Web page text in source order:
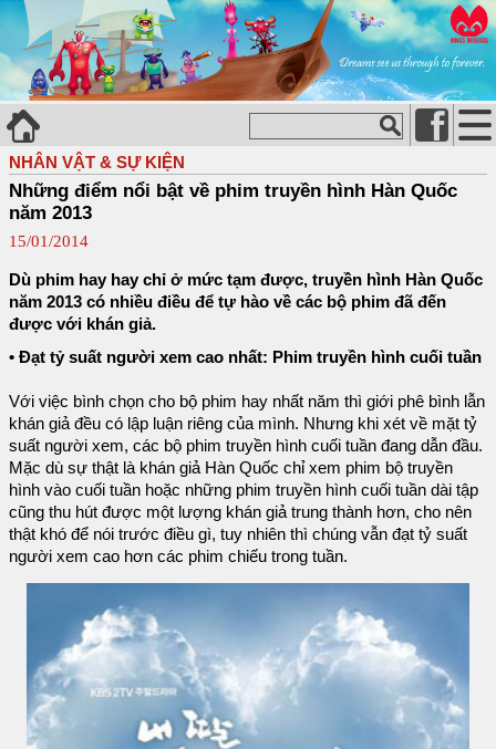
NHÂN VẬT & SỰ KIỆN
Những điểm nổi bật về phim truyền hình Hàn Quốc
năm 2013
15/01/2014
Dù phim hay hay chỉ ở mức tạm được, truyền hình Hàn Quốc
năm 2013 có nhiều điều để tự hào về các bộ phim đã đến
được với khán giả.
• Đạt tỷ suất người xem cao nhất: Phim truyền hình cuối tuần
Với việc bình chọn cho bộ phim hay nhất năm thì giới phê bình lẫn
khán giả đều có lập luận riêng của mình. Nhưng khi xét về mặt tỷ
suất người xem, các bộ phim truyền hình cuối tuần đang dẫn đầu.
Mặc dù sự thật là khán giả Hàn Quốc chỉ xem phim bộ truyền
hình vào cuối tuần hoặc những phim truyền hình cuối tuần dài tập
cũng thu hút được một lượng khán giả trung thành hơn, cho nên
thật khó để nói trước điều gì, tuy nhiên thì chúng vẫn đạt tỷ suất
người xem cao hơn các phim chiếu trong tuần.